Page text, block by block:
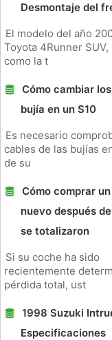
Desmontaje del
El modelo del año
Toyota 4Runner
como la t
Cómo cambiar
bujía en un S10
Es necesario
cables de las bujías
de su
Cómo comprar
nuevo después
se totalizaron
Si su coche ha sido
recientemente
pérdida total, ust
1998 Suzuki
Especificaciones